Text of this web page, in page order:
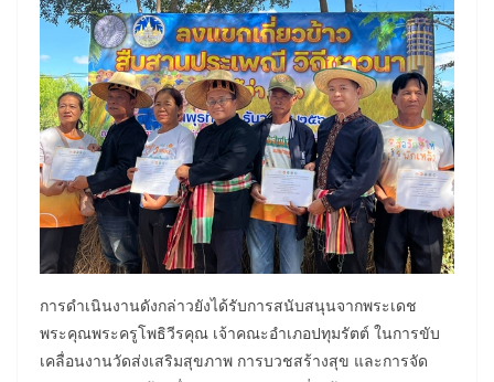
การดำเนินงานดังกล่าวยังได้รับการสนับสนุนจากพระเดช
พระคุณพระครูโพธิวีรคุณ เจ้าคณะอำเภอปทุมรัตต์ ในการขับ
เคลื่อนงานวัดส่งเสริมสุขภาพ การบวชสร้างสุข และการจัด